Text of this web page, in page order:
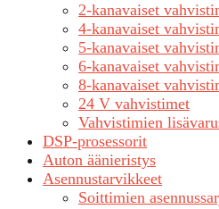
2-kanavaiset
4-kanavaiset
5-kanavaiset
6-kanavaiset
8-kanavaiset
24 V vahvistimet
Vahvistimien
DSP-prosessorit
Auton äänieristys
Asennustarvikkeet
Soittimien